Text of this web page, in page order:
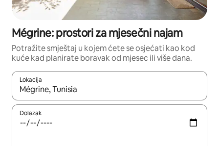
Mégrine: prostori za mjesečni najam
Potražite smještaj u kojem ćete se osjećati kao kod
kuće kad planirate boravak od mjesec ili više dana.
Lokacija
Kada budu dostupni rezultati, moći ćete ih pregledati
Dolazak